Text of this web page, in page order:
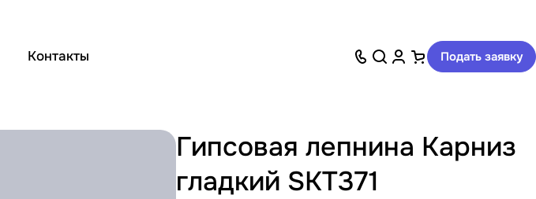
Контакты Подать заявку
Гипсовая лепнина Карниз
гладкий SKT371